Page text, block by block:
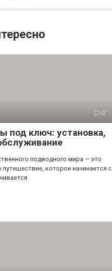
0
под ключ: установка,
подводного мира — это
путешествие, которое начинается с